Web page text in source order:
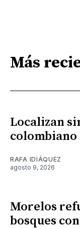
Más
Localizan
colombiano
RAFA IDIÁQUEZ
agosto 9, 2026
Morelos
bosques